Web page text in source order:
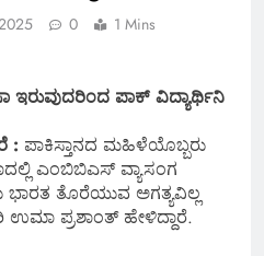
0 1 Mins
ಇರುವುದರಿಂದ ಪಾಕ್ ವಿದ್ಯಾರ್ಥಿನಿ
: ಪಾಕಿಸ್ತಾನದ ಮಹಿಳೆಯೊಬ್ಬರು
ಎಂಬಿಬಿಎಸ್ ವ್ಯಾಸಂಗ
ಭಾರತ ತೊರೆಯುವ ಅಗತ್ಯವಿಲ್ಲ
ಉಮಾ ಪ್ರಶಾಂತ್ ಹೇಳಿದ್ದಾರೆ.